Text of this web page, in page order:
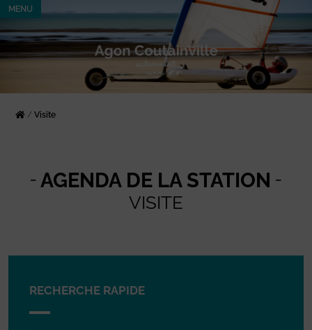
MENU
/Visite
AGENDA DE LA STATION
VISITE
RECHERCHE RAPIDE